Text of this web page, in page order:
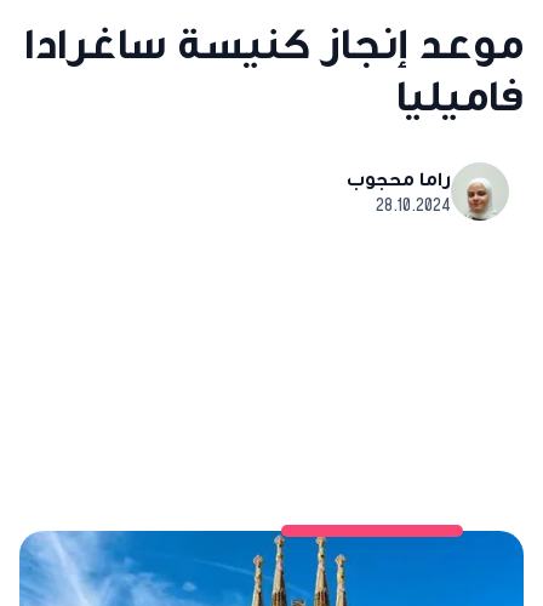
موعد إنجاز كنيسة ساغرادا
فاميليا
راما محجوب
28.10.2024